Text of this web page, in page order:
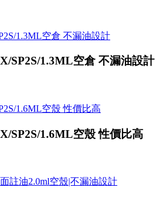
SP2S/1.3ML空倉 不漏油設計
SP2S/1.6ML空殼 性價比高